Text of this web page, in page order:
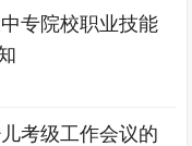
专院校职业技能
考级工作会议的